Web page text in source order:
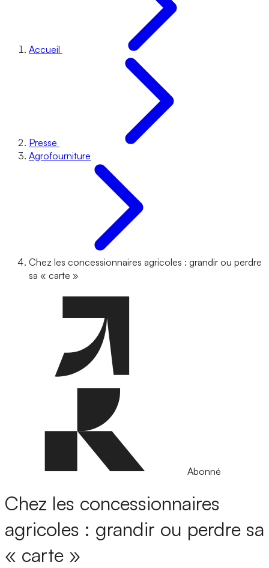
Accueil
Presse
Agrofourniture
Chez les concessionnaires agricoles : grandir ou perdre
sa « carte »
Abonné
Chez les concessionnaires
agricoles : grandir ou perdre sa
« carte »